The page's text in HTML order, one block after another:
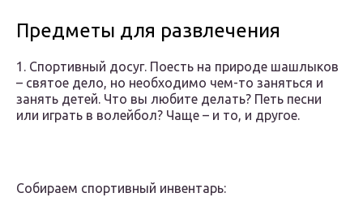
Предметы для развлечения
1. Спортивный досуг. Поесть на природе шашлыков
– святое дело, но необходимо чем-то заняться и
занять детей. Что вы любите делать? Петь песни
или играть в волейбол? Чаще – и то, и другое.
Собираем спортивный инвентарь: